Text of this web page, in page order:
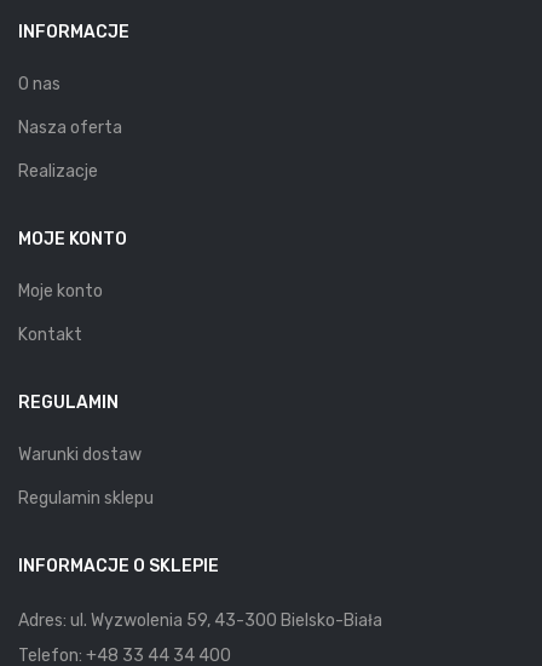
INFORMACJE
O nas
Nasza oferta
Realizacje
MOJE KONTO
Moje konto
Kontakt
REGULAMIN
Warunki dostaw
Regulamin sklepu
INFORMACJE O SKLEPIE
Adres: ul. Wyzwolenia 59, 43-300 Bielsko-Biała
Telefon: +48 33 44 34 400